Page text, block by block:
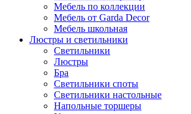
Мебель по коллекции
Мебель от Garda Decor
Мебель школьная
Люстры и светильники
Светильники
Люстры
Бра
Светильники споты
Светильники настольные
Напольные торшеры